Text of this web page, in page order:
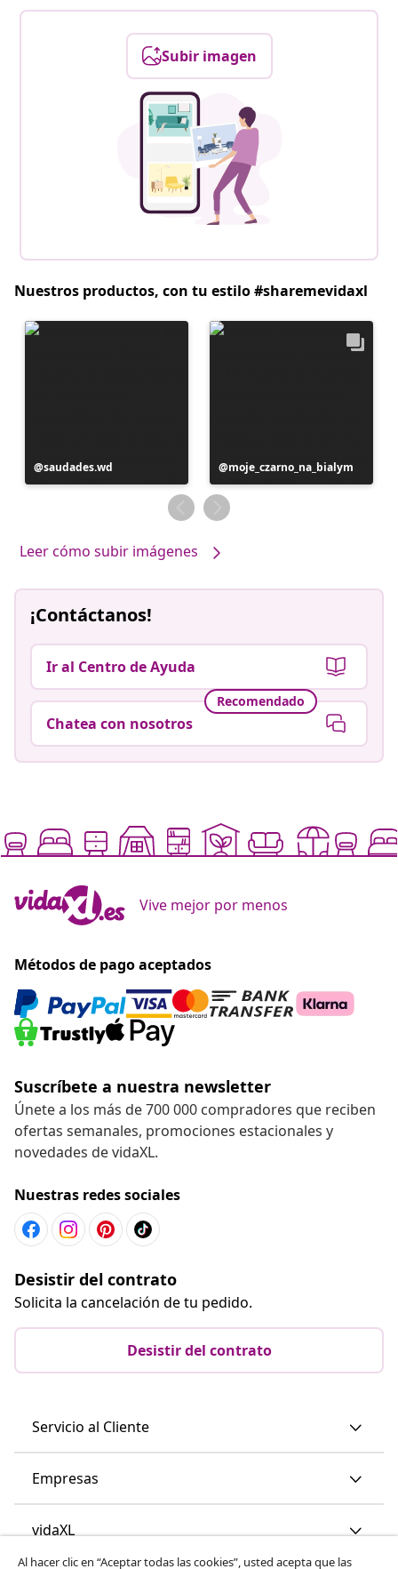
Subir imagen
Nuestros productos, con tu estilo #sharemevidaxl
Publicación
realizada
saudades.wd
Publicación
realizada
por
moje_czarno_na_bialym
Leer cómo subir imágenes
¡Contáctanos!
Ir al Centro de Ayuda
Recomendado
Chatea con nosotros
Vive mejor por menos
Métodos de pago aceptados
Suscríbete a nuestra newsletter
Únete a los más de 700 000 compradores que reciben
ofertas semanales, promociones estacionales y
novedades de vidaXL.
Nuestras redes sociales
Desistir del contrato
Solicita la cancelación de tu pedido.
Desistir del contrato
Servicio al Cliente
Empresas
vidaXL
Al hacer clic en “Aceptar todas las cookies”, usted acepta que las